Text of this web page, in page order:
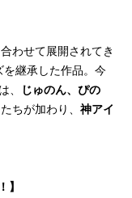
わせて展開されてき
継承した作品。今
、
じゅのん、ぴの
ちが加わり、 神アイ
】